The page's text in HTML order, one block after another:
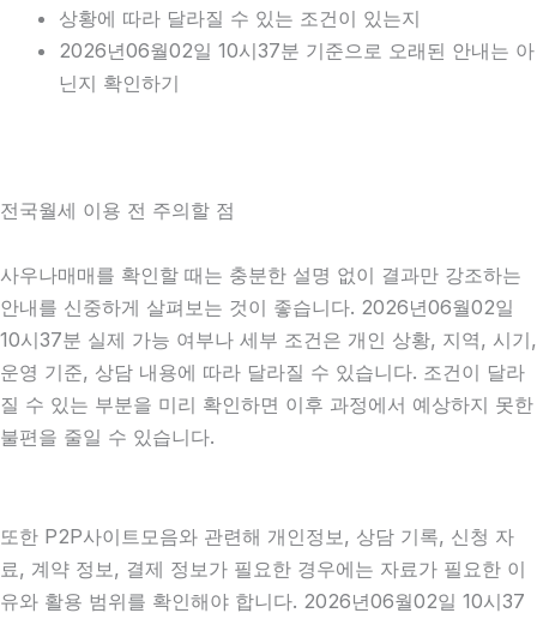
상황에 따라 달라질 수 있는 조건이 있는지
2026년06월02일 10시37분 기준으로 오래된 안내는 아
닌지 확인하기
전국월세 이용 전 주의할 점
사우나매매를 확인할 때는 충분한 설명 없이 결과만 강조하는
안내를 신중하게 살펴보는 것이 좋습니다. 2026년06월02일
10시37분 실제 가능 여부나 세부 조건은 개인 상황, 지역, 시기,
운영 기준, 상담 내용에 따라 달라질 수 있습니다. 조건이 달라
질 수 있는 부분을 미리 확인하면 이후 과정에서 예상하지 못한
불편을 줄일 수 있습니다.
또한 P2P사이트모음와 관련해 개인정보, 상담 기록, 신청 자
료, 계약 정보, 결제 정보가 필요한 경우에는 자료가 필요한 이
유와 활용 범위를 확인해야 합니다. 2026년06월02일 10시37